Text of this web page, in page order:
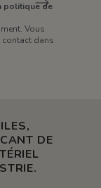
politique de
Vous
dans
DE